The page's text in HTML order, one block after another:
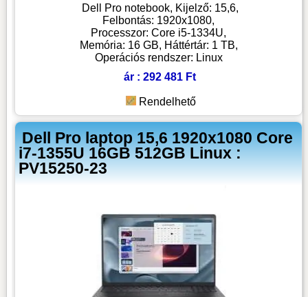
Dell Pro notebook, Kijelző: 15,6,
Felbontás: 1920x1080,
Processzor: Core i5-1334U,
Memória: 16 GB, Háttértár: 1 TB,
Operációs rendszer: Linux
ár : 292 481 Ft
Rendelhető
Dell Pro laptop 15,6 1920x1080 Core
i7-1355U 16GB 512GB Linux :
PV15250-23